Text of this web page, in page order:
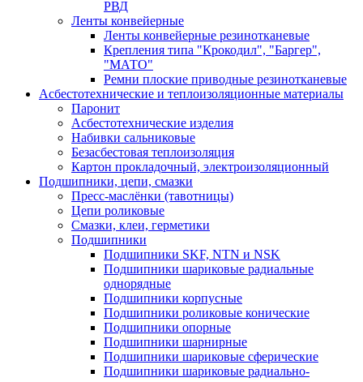
РВД
Ленты конвейерные
Ленты конвейерные резинотканевые
Крепления типа "Крокодил", "Баргер",
"МАТО"
Ремни плоские приводные резинотканевые
Асбестотехнические и теплоизоляционные материалы
Паронит
Асбестотехнические изделия
Набивки сальниковые
Безасбестовая теплоизоляция
Картон прокладочный, электроизоляционный
Подшипники, цепи, смазки
Пресс-маслёнки (тавотницы)
Цепи роликовые
Смазки, клеи, герметики
Подшипники
Подшипники SKF, NTN и NSK
Подшипники шариковые радиальные
однорядные
Подшипники корпусные
Подшипники роликовые конические
Подшипники опорные
Подшипники шарнирные
Подшипники шариковые сферические
Подшипники шариковые радиально-